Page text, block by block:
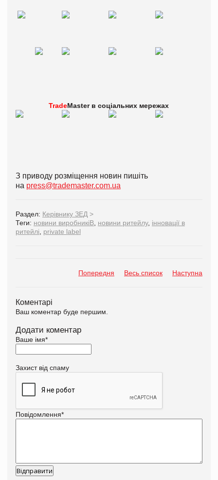
TradeMaster в соціальних мережах
З приводу розміщення новин пишіть
на press@trademaster.com.ua
Раздел: Керівнику ЗЕД >
Теги: новини виробникіВ новини ритейлу, інновації в
ритейлі
private label
Попередня Весь список Наступна
Коментарі
Ваш коментар буде першим.
Додати коментар
Ваше імя*
Захист від спаму
Повідомлення*